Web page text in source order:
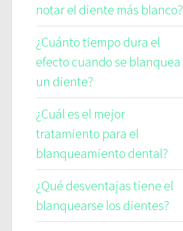
notar el diente más blanco?
¿Cuánto tiempo dura el
efecto cuando se blanquea
un diente?
¿Cuál es el mejor
tratamiento para el
blanqueamiento dental?
¿Qué desventajas tiene el
blanquearse los dientes?